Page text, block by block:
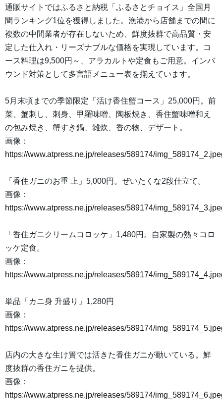
通販サイトではふるさと納税「ふるさとチョイス」全国月
間ランキング1位を獲得しました。漁港から店舗までの間に
複数の中間業者が存在しないため、鮮度抜群で高品質・安
定した仕入れ・リーズナブルな価格を実現しています。コ
ース料理は9,500円～、アラカルトや定食もご用意。インバ
ウンド対策として多言語メニュー表を揃えています。
5月末頃までの季節限定「活け香住蟹コース」25,000円。前
菜、蟹刺し、刺身、甲羅味噌、陶板焼き、香住蟹味噌和え
の包み焼き、蟹すき鍋、雑炊、香の物、デザート。
画像：
https://www.atpress.ne.jp/releases/589174/
「香住ガニのお重 上」5,000円。ぜいたくな2段仕立て。
画像：
https://www.atpress.ne.jp/releases/589174/
「香住ガニクリームコロッケ」1,480円。自家製の熱々コロ
ッケ定食。
画像：
https://www.atpress.ne.jp/releases/589174/
単品「カニ身 升盛り」1,280円
画像：
https://www.atpress.ne.jp/releases/589174/
店内の大きな生け簀では活きた香住ガニが動いている。鮮
度抜群の香住ガニを提供。
画像：
https://www.atpress.ne.jp/releases/589174/